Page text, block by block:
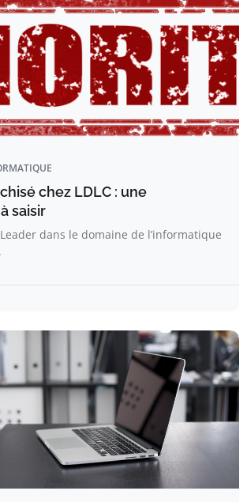
chez LDLC : une
saisir
Leader dans le domaine de l’informatique